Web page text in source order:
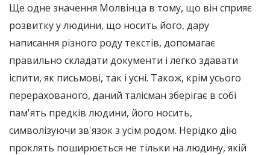
Ще одне значення Молвінца в тому, що він сприяє
розвитку у людини, що носить його, дару
написання різного роду текстів, допомагає
правильно складати документи і легко здавати
іспити, як письмові, так і усні. Також, крім усього
перерахованого, даний талісман зберігає в собі
пам'ять предків людини, його носить,
символізуючи зв'язок з усім родом. Нерідко дію
проклять поширюється не тільки на людину, якій